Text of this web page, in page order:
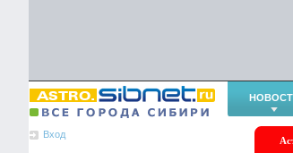
Вход